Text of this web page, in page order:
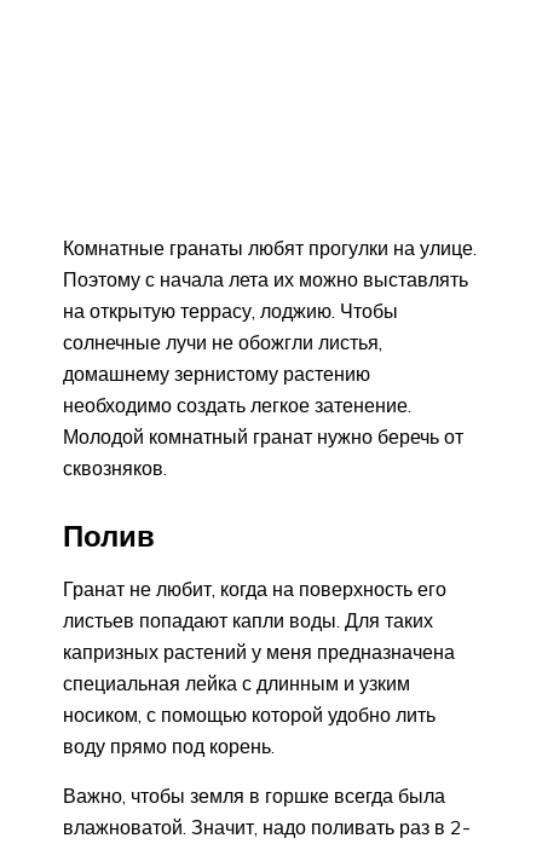
Комнатные гранаты любят прогулки на улице.
Поэтому с начала лета их можно выставлять
на открытую террасу, лоджию. Чтобы
солнечные лучи не обожгли листья,
домашнему зернистому растению
необходимо создать легкое затенение.
Молодой комнатный гранат нужно беречь от
сквозняков.
Полив
Гранат не любит, когда на поверхность его
листьев попадают капли воды. Для таких
капризных растений у меня предназначена
специальная лейка с длинным и узким
носиком, с помощью которой удобно лить
воду прямо под корень.
Важно, чтобы земля в горшке всегда была
влажноватой. Значит, надо поливать раз в 2-